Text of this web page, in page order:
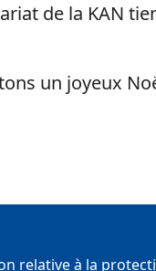
de la KAN
un joyeux
relative à la